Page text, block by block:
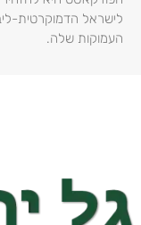
לישראל הדמוקרטית-
העמוקות שלה.